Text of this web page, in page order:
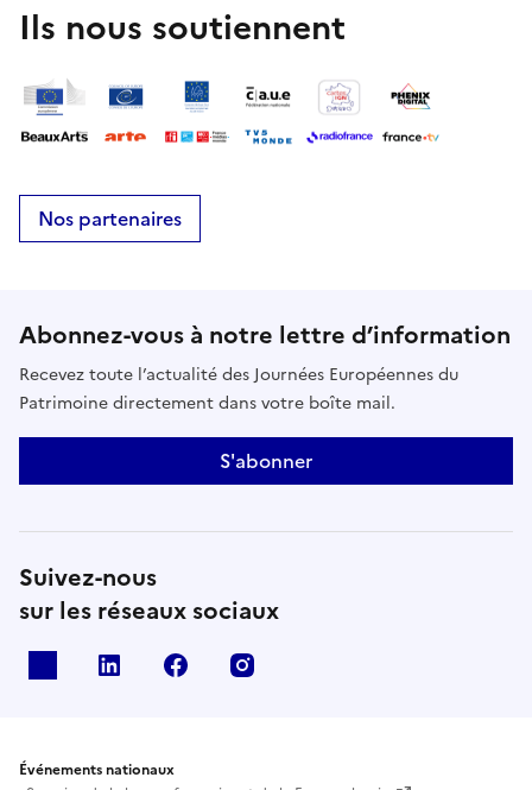
Ils nous soutiennent
Nos partenaires
Abonnez-vous à notre lettre d’information
Recevez toute l’actualité des Journées Européennes du
Patrimoine directement dans votre boîte mail.
S'abonner
Suivez-nous
sur les réseaux sociaux
Linkedin Facebook
Événements nationaux